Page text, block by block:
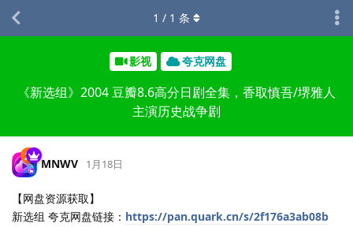
影视 夸克网盘
《新选组》2004 豆瓣8.6高分日剧全集，香取慎吾/堺雅人
主演历史战争剧
1 / 1 条
MNWV 1月18日
【网盘资源获取】
新选组 夸克网盘链接： https://pan.quark.cn/s/2f176a3ab08b